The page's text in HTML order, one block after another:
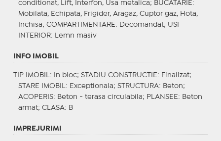
conditionat, Lift, Interfon, Usa metalica; BUCATARIE :
Mobilata, Echipata, Frigider, Aragaz, Cuptor gaz, Hota,
Inchisa; COMPARTIMENTARE : Decomandat; USI
INTERIOR: Lemn masiv
INFO IMOBIL
TIP IMOBIL : In bloc; STADIU CONSTRUCTIE : Finalizat;
STARE IMOBIL : Exceptionala; STRUCTURA: Beton;
ACOPERIS: Beton - terasa circulabila; PLANSEE : Beton
armat; CLASA: B
IMPREJURIMI